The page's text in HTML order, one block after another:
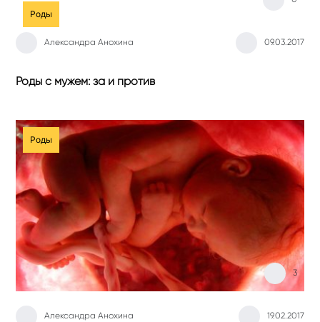
Роды
Александра Анохина 09.03.2017
Роды с мужем: за и против
Роды
Александра Анохина 19.02.2017
3